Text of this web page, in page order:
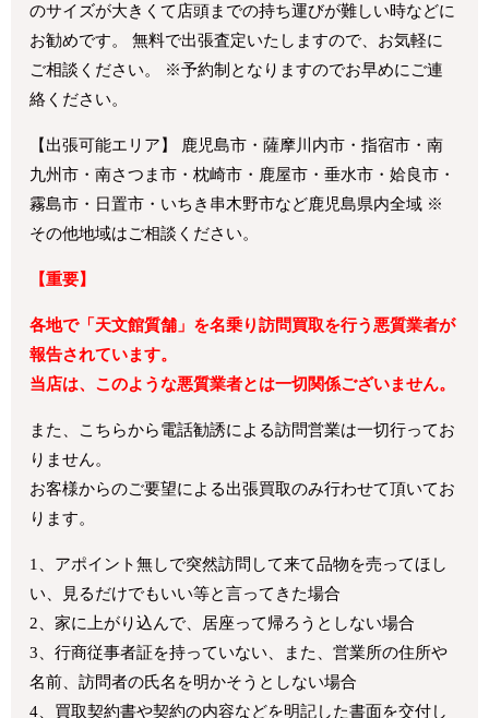
のサイズが大きくて店頭までの持ち運びが難しい時などに
お勧めです。 無料で出張査定いたしますので、お気軽に
ご相談ください。 ※予約制となりますのでお早めにご連
絡ください。
【出張可能エリア】 鹿児島市・薩摩川内市・指宿市・南
九州市・南さつま市・枕崎市・鹿屋市・垂水市・姶良市・
霧島市・日置市・いちき串木野市など鹿児島県内全域 ※
その他地域はご相談ください。
【重要】
各地で「天文館質舗」を名乗り訪問買取を行う悪質業者が
報告されています。
当店は、このような悪質業者とは一切関係ございません。
また、こちらから電話勧誘による訪問営業は一切行ってお
りません。
お客様からのご要望による出張買取のみ行わせて頂いてお
ります。
1、アポイント無しで突然訪問して来て品物を売ってほし
い、見るだけでもいい等と言ってきた場合
2、家に上がり込んで、居座って帰ろうとしない場合
3、行商従事者証を持っていない、また、営業所の住所や
名前、訪問者の氏名を明かそうとしない場合
4、買取契約書や契約の内容などを明記した書面を交付し